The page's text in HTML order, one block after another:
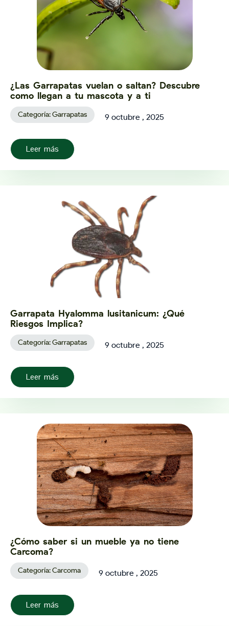
¿Las Garrapatas vuelan o saltan? Descubre
como llegan a tu mascota y a ti
Categoría:Garrapatas 9 octubre , 2025
Leer más
Garrapata Hyalomma lusitanicum: ¿Qué
Riesgos Implica?
Categoría:Garrapatas 9 octubre , 2025
Leer más
¿Cómo saber si un mueble ya no tiene
Carcoma?
Categoría:Carcoma 9 octubre , 2025
Leer más